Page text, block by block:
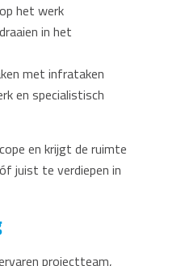
het werk
in het
met infrataken
en specialistisch
en krijgt de ruimte
juist te verdiepen in
projectteam,